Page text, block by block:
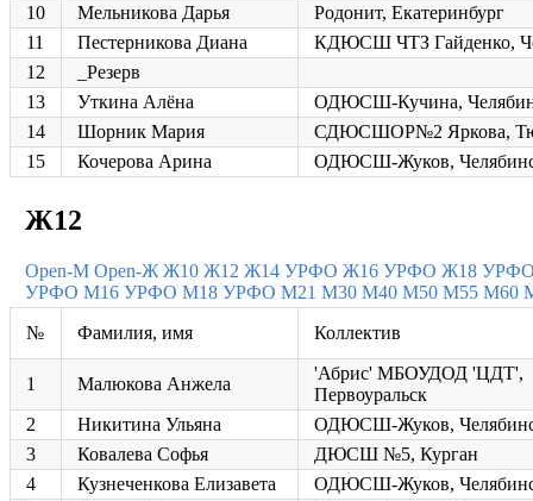
10
Мельникова Дарья
Родонит, Екатеринбург
11
Пестерникова Диана
КДЮСШ ЧТЗ Гайденко,
12
_Резерв
13
Уткина Алёна
ОДЮСШ-Кучина,
14
Шорник Мария
СДЮСШОР№2 Яркова,
15
Кочерова Арина ОДЮСШ-Жуков,
Ж12
Open-M Open-Ж Ж10 Ж12 Ж14 УРФО Ж16 УРФО Ж18
УРФО М16 УРФО М18 УРФО М21 М30 М40 М50 М55 М60
№ Фамилия, имя Коллектив
1 Малюкова Анжела
'Абрис' МБОУДОД 'ЦДТ',
Первоуральск
2
Никитина Ульяна
ОДЮСШ-Жуков,
3
Ковалева Софья
ДЮСШ №5, Курган
4
Кузнеченкова Елизавета
ОДЮСШ-Жуков,